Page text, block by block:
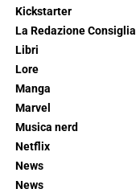
Kickstarter
La Redazione Consiglia
Libri
Lore
Manga
Marvel
Musica nerd
Netflix
News
News